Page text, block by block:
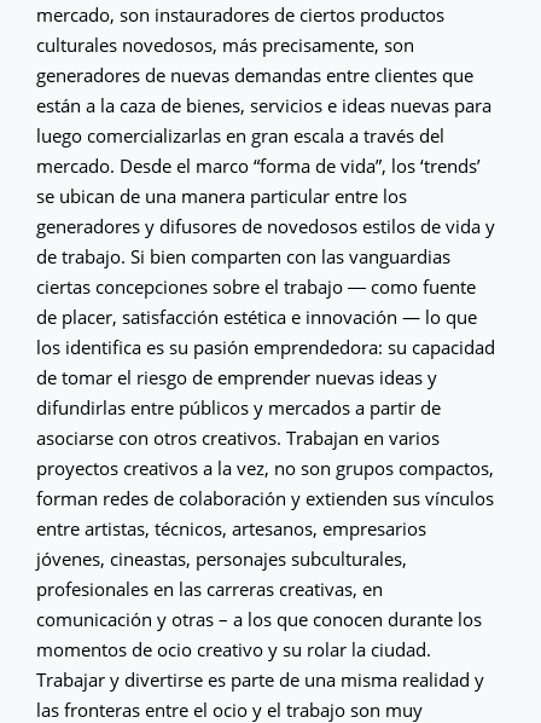
mercado, son instauradores de ciertos productos
culturales novedosos, más precisamente, son
generadores de nuevas demandas entre clientes que
están a la caza de bienes, servicios e ideas nuevas para
luego comercializarlas en gran escala a través del
mercado. Desde el marco “forma de vida”, los ‘trends’
se ubican de una manera particular entre los
generadores y difusores de novedosos estilos de vida y
de trabajo. Si bien comparten con las vanguardias
ciertas concepciones sobre el trabajo ― como fuente
de placer, satisfacción estética e innovación — lo que
los identifica es su pasión emprendedora: su capacidad
de tomar el riesgo de emprender nuevas ideas y
difundirlas entre públicos y mercados a partir de
asociarse con otros creativos. Trabajan en varios
proyectos creativos a la vez, no son grupos compactos,
forman redes de colaboración y extienden sus vínculos
entre artistas, técnicos, artesanos, empresarios
jóvenes, cineastas, personajes subculturales,
profesionales en las carreras creativas, en
comunicación y otras – a los que conocen durante los
momentos de ocio creativo y su rolar la ciudad.
Trabajar y divertirse es parte de una misma realidad y
las fronteras entre el ocio y el trabajo son muy